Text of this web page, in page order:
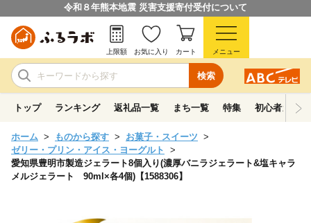
令和８年熊本地震 災害支援寄付受付について
検索
上限額 お気に入り カート メニュー
トップ ランキング 返礼品一覧 まち一覧 特集 初心者ガイド
ホーム ものから探す
お菓子・スイーツ
ゼリー・プリン・アイス・ヨーグルト
愛知県豊明市製造ジェラート8個入り(濃厚バニラジェラート&塩キャラ
メルジェラート 90ml×各4個)【1588306】